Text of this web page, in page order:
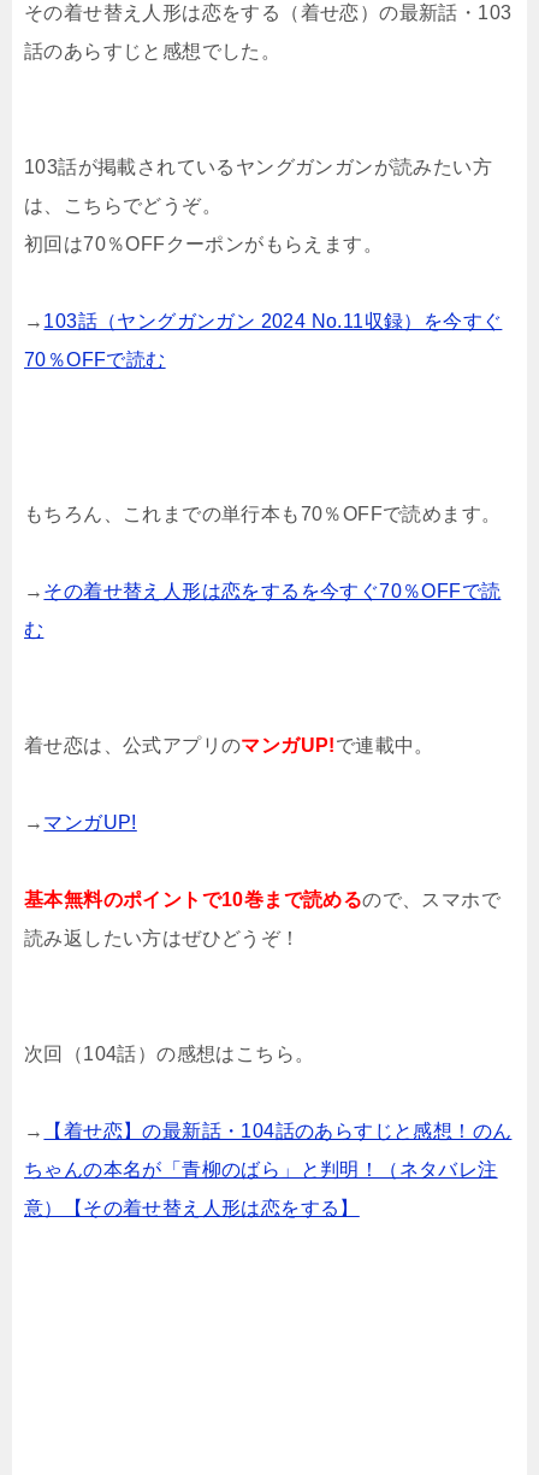
その着せ替え人形は恋をする（着せ恋）の最新話・103
話のあらすじと感想でした。
103話が掲載されているヤングガンガンが読みたい方
は、こちらでどうぞ。
初回は70％OFFクーポンがもらえます。
→ 103話（ヤングガンガン 2024 No.11収録）を今すぐ
70％OFFで読む
もちろん、これまでの単行本も70％OFFで読めます。
→ その着せ替え人形は恋をするを今すぐ70％OFFで読
む
着せ恋は、公式アプリのマンガUP!で連載中。
→ マンガUP!
基本無料のポイントで10巻まで読めるので、スマホで
読み返したい方はぜひどうぞ！
次回（104話）の感想はこちら。
→
【着せ恋】の最新話・104話のあらすじと感想！のん
ちゃんの本名が「青柳のばら」と判明！（ネタバレ注
意）【その着せ替え人形は恋をする】